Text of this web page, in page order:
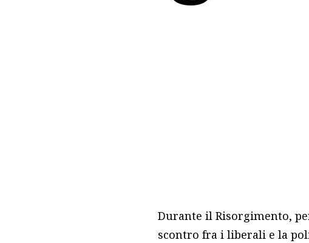
Durante il Risorgimento,
scontro fra i liberali e la